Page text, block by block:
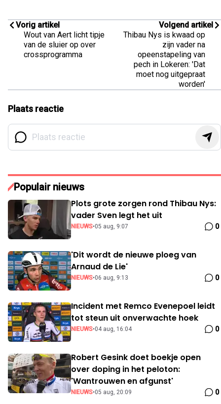
Vorig artikel
Wout van Aert licht tipje
van de sluier op over
crossprogramma
Volgend artikel
Thibau Nys is kwaad op
zijn vader na
opeenstapeling van
pech in Lokeren: 'Dat
moet nog uitgepraat
worden'
Plaats reactie
Populair nieuws
Plots grote zorgen rond Thibau Nys:
vader Sven legt het uit
NIEUWS•05 aug, 9:07 0
'Dit wordt de nieuwe ploeg van
Arnaud de Lie'
NIEUWS•06 aug, 9:13 0
Incident met Remco Evenepoel leidt
tot steun uit onverwachte hoek
NIEUWS•04 aug, 16:04 0
Robert Gesink doet boekje open
over doping in het peloton:
'Wantrouwen en afgunst'
NIEUWS•05 aug, 20:09 0